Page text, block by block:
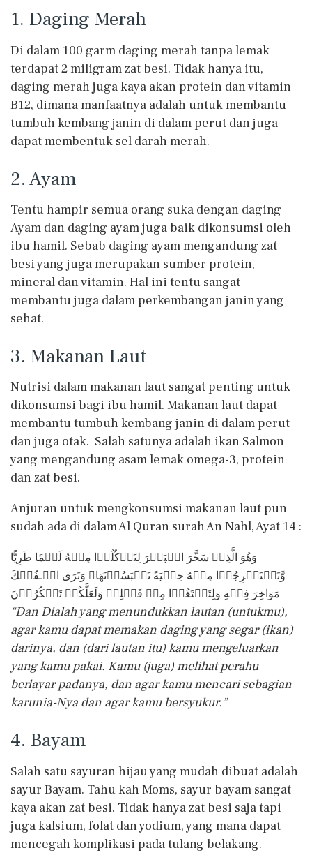
1. Daging Merah
Di dalam 100 garm daging merah tanpa lemak
terdapat 2 miligram zat besi. Tidak hanya itu,
daging merah juga kaya akan protein dan vitamin
B12, dimana manfaatnya adalah untuk membantu
tumbuh kembang janin di dalam perut dan juga
dapat membentuk sel darah merah.
2. Ayam
Tentu hampir semua orang suka dengan daging
Ayam dan daging ayam juga baik dikonsumsi oleh
ibu hamil. Sebab daging ayam mengandung zat
besi yang juga merupakan sumber protein,
mineral dan vitamin. Hal ini tentu sangat
membantu juga dalam perkembangan janin yang
sehat.
3. Makanan Laut
Nutrisi dalam makanan laut sangat penting untuk
dikonsumsi bagi ibu hamil. Makanan laut dapat
membantu tumbuh kembang janin di dalam perut
dan juga otak. Salah satunya adalah ikan Salmon
yang mengandung asam lemak omega-3, protein
dan zat besi.
Anjuran untuk mengkonsumsi makanan laut pun
sudah ada di dalam Al Quran surah An Nahl, Ayat 14 :
وَهُوَ الَّذِىۡ سَخَّرَ الۡبَحۡرَ لِتَاۡكُلُوۡا مِنۡهُ لَحۡمًا طَرِيًّا
وَّتَسۡتَخۡرِجُوۡا مِنۡهُ حِلۡيَةً تَلۡبَسُوۡنَهَا‌ۚ وَتَرَى الۡـفُلۡكَ
مَوَاخِرَ فِيۡهِ وَلِتَبۡتَغُوۡا مِنۡ فَضۡلِهٖ وَلَعَلَّكُمۡ تَشۡكُرُوۡنَ‏
“Dan Dialah yang menundukkan lautan (untukmu),
agar kamu dapat memakan daging yang segar (ikan)
darinya, dan (dari lautan itu) kamu mengeluarkan
yang kamu pakai. Kamu (juga) melihat perahu
berlayar padanya, dan agar kamu mencari sebagian
karunia-Nya dan agar kamu bersyukur.”
4. Bayam
Salah satu sayuran hijau yang mudah dibuat adalah
sayur Bayam. Tahu kah Moms, sayur bayam sangat
kaya akan zat besi. Tidak hanya zat besi saja tapi
juga kalsium, folat dan yodium, yang mana dapat
mencegah komplikasi pada tulang belakang.